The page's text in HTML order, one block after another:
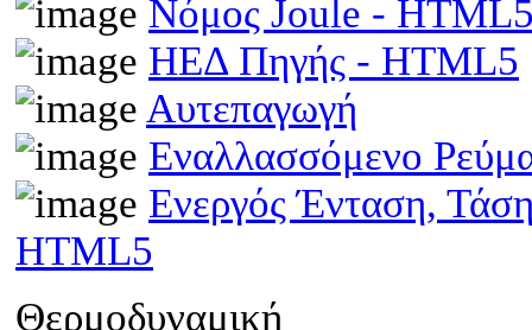
Νόμος Joule -
ΗΕΔ Πηγής - HTML5
Αυτεπαγωγή
Εναλλασσόμενο
Ενεργός Ένταση,
HTML5
Θερμοδυναμική